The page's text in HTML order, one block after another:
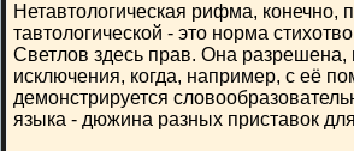
Нетавтологическая рифма, конечно,
тавтологической - это норма
Светлов здесь прав. Она разрешена,
исключения, когда, например, с её
демонстрируется
языка - дюжина разных приставок